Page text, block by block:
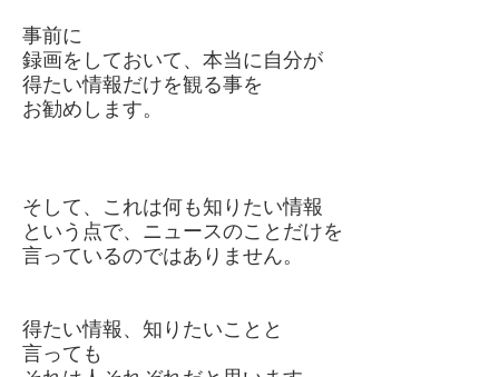
事前に
録画をしておいて、本当に自分が
得たい情報だけを観る事を
お勧めします。
そして、これは何も知りたい情報
という点で、ニュースのことだけを
言っているのではありません。
得たい情報、知りたいことと
言っても